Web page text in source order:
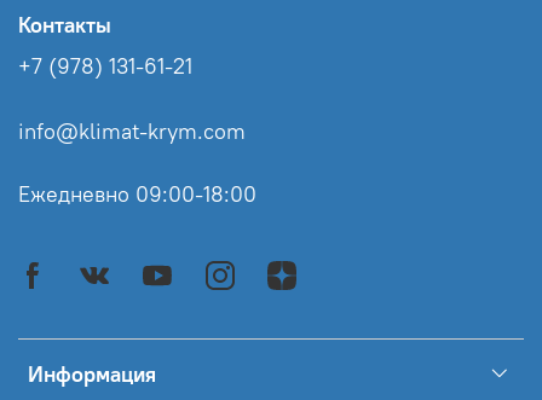
Информация
Контакты
+7 (978) 131-61-21
info@klimat-krym.com
Ежедневно 09:00-18:00